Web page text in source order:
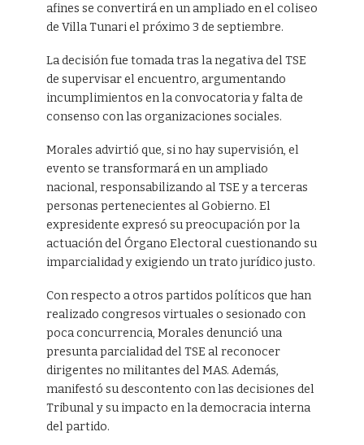
afines se convertirá en un ampliado en el coliseo
de Villa Tunari el próximo 3 de septiembre.
La decisión fue tomada tras la negativa del TSE
de supervisar el encuentro, argumentando
incumplimientos en la convocatoria y falta de
consenso con las organizaciones sociales.
Morales advirtió que, si no hay supervisión, el
evento se transformará en un ampliado
nacional, responsabilizando al TSE y a terceras
personas pertenecientes al Gobierno. El
expresidente expresó su preocupación por la
actuación del Órgano Electoral cuestionando su
imparcialidad y exigiendo un trato jurídico justo.
Con respecto a otros partidos políticos que han
realizado congresos virtuales o sesionado con
poca concurrencia, Morales denunció una
presunta parcialidad del TSE al reconocer
dirigentes no militantes del MAS. Además,
manifestó su descontento con las decisiones del
Tribunal y su impacto en la democracia interna
del partido.